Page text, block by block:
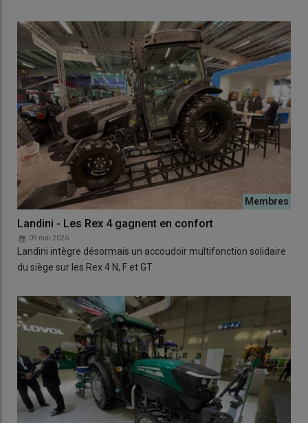
Landini - Les Rex 4 gagnent en confort
09 mai 2026
Landini intègre désormais un accoudoir multifonction solidaire
du siège sur les Rex 4 N, F et GT.